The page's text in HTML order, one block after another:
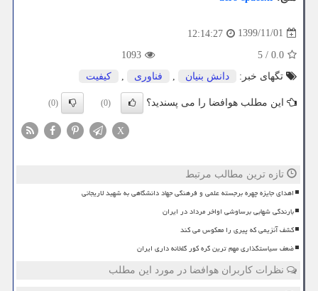
1399/11/01
12:14:27
0.0
/
5
1093
تگهای خبر:
دانش بنیان , فناوری , كیفیت
این مطلب هوافضا را می پسندید؟ (0)
(0)
X
تازه ترین مطالب مرتبط
اهدای جایزه چهره برجسته علمی و فرهنگی جهاد دانشگاهی به شهید لاریجانی
بارندگی شهابی برساوشی اواخر مرداد در ایران
کشف آنزیمی که پیری را معکوس می کند
ضعف سیاستگذاری مهم ترین گره کور گلخانه داری ایران
نظرات کاربران هوافضا در مورد این مطلب